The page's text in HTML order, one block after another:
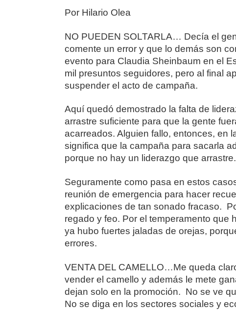
Por Hilario Olea
NO PUEDEN SOLTARLA… Decía el
comente un error y que lo demás son
evento para Claudia Sheinbaum en el
mil presuntos seguidores, pero al final
suspender el acto de campaña.
Aquí quedó demostrado la falta de
arrastre suficiente para que la gente
acarreados. Alguien fallo, entonces, en
significa que la campaña para sacarla
porque no hay un liderazgo que
Seguramente como pasa en estos
reunión de emergencia para hacer
explicaciones de tan sonado fracaso.
regado y feo. Por el temperamento que
ya hubo fuertes jaladas de orejas,
errores.
VENTA DEL CAMELLO…Me queda
vender el camello y además le mete
dejan solo en la promoción. No se ve
No se diga en los sectores sociales y